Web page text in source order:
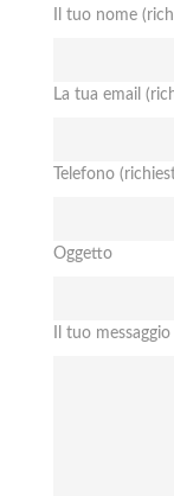
Il tuo nome
La tua email
Telefono
Oggetto
Il tuo messaggio